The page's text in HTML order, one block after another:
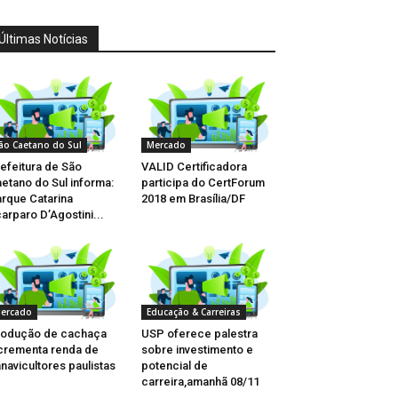
Notícias
Caetano do Sul
de São
do Sul informa:
Catarina
D’Agostini...
Mercado
VALID Certificadora
participa do CertForum
2018 em Brasília/DF
de cachaça
renda de
paulistas
Educação & Carreiras
USP oferece palestra
sobre investimento e
potencial de
carreira,amanhã 08/11